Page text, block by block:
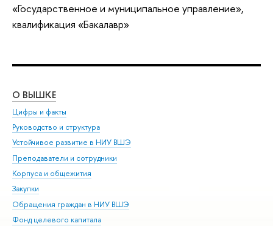
«Государственное и муниципальное управление»,
квалификация «Бакалавр»
О ВЫШКЕ
Цифры и факты
Руководство и структура
Устойчивое развитие в НИУ ВШЭ
Преподаватели и сотрудники
Корпуса и общежития
Закупки
Обращения граждан в НИУ ВШЭ
Фонд целевого капитала